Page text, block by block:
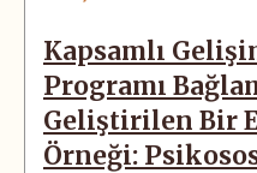
Kapsamlı
Programı
Geliştirilen Bir
Örneği: